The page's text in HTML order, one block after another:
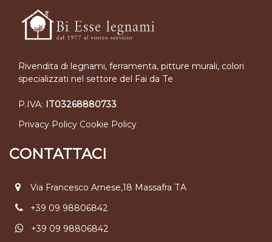
Rivendita di legnami, ferramenta, pitture murali, colori
specializzati nel settore del Fai da Te
P.IVA: IT03268880733
Privacy Policy Cookie Policy
CONTATTACI
Via Francesco Arnese,18 Massafra TA
+39 09 98806842
+39 09 98806842